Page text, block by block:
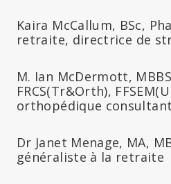
Kaira McCallum, BSc,
retraite, directrice de
M. Ian McDermott,
FRCS(Tr&Orth),
orthopédique consultant
Dr Janet Menage, MA,
généraliste à la retraite